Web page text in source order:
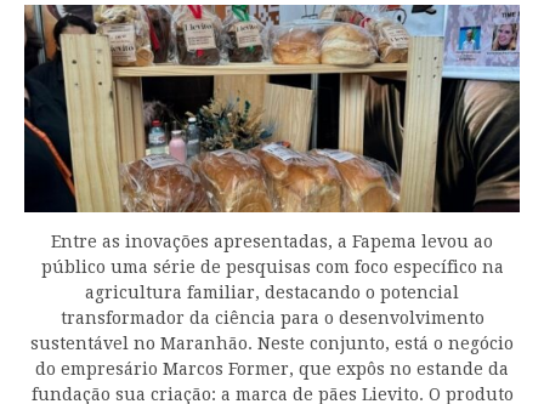
Entre as inovações apresentadas, a Fapema levou ao
público uma série de pesquisas com foco específico na
agricultura familiar, destacando o potencial
transformador da ciência para o desenvolvimento
sustentável no Maranhão. Neste conjunto, está o negócio
do empresário Marcos Former, que expôs no estande da
fundação sua criação: a marca de pães Lievito. O produto